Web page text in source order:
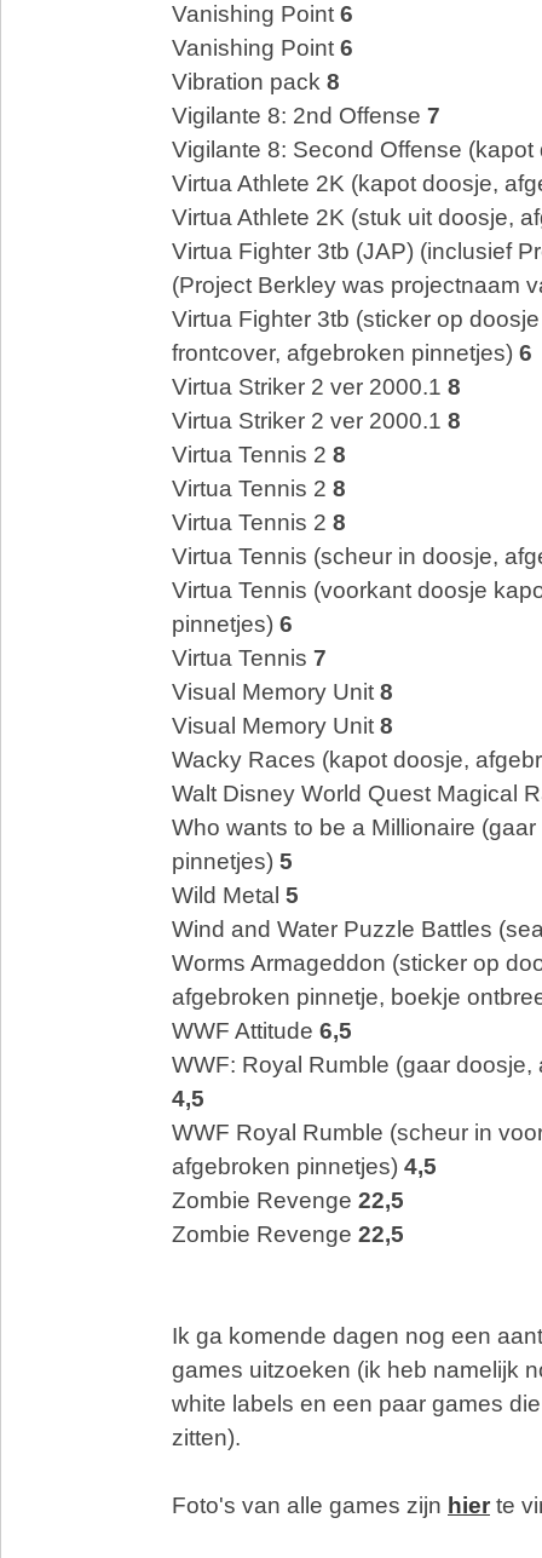
Vanishing Point 6
Vanishing Point 6
Vibration pack 8
Vigilante 8: 2nd Offense 7
Vigilante 8: Second Offense
Virtua Athlete 2K (kapot doosje,
Virtua Athlete 2K (stuk uit doosje,
Virtua Fighter 3tb (JAP) (inclusief
(Project Berkley was projectnaam
Virtua Fighter 3tb (sticker op
frontcover, afgebroken pinnetjes) 6
Virtua Striker 2 ver 2000.1 8
Virtua Striker 2 ver 2000.1 8
Virtua Tennis 2 8
Virtua Tennis 2 8
Virtua Tennis 2 8
Virtua Tennis (scheur in doosje,
Virtua Tennis (voorkant doosje
pinnetjes) 6
Virtua Tennis 7
Visual Memory Unit 8
Visual Memory Unit 8
Wacky Races (kapot doosje,
Walt Disney World Quest Magical
Who wants to be a Millionaire
pinnetjes) 5
Wild Metal 5
Wind and Water Puzzle Battles
Worms Armageddon (sticker op
afgebroken pinnetje, boekje
WWF Attitude 6,5
WWF: Royal Rumble (gaar
4,5
WWF Royal Rumble (scheur in
afgebroken pinnetjes) 4,5
Zombie Revenge 22,5
Zombie Revenge 22,5
Ik ga komende dagen nog een
games uitzoeken (ik heb namelijk
white labels en een paar games
zitten).
Foto's van alle games zijn hier te